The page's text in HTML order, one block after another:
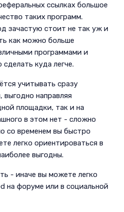
ссылках большое
таких программ.
зачастую стоит не так уж и
как можно больше
программами и
куда легче.­
учитывать сразу
выгодно направляя
площадки, так и на
в этом нет - сложно
со временем вы быстро
легко ориентироваться в
выгодны.­
- иначе вы можете легко
на форуме или в социальной